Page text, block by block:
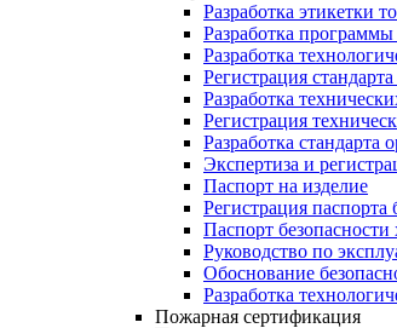
Разработка этикетки
Разработка
Разработка
Регистрация
Разработка
Регистрация
Разработка
Экспертиза и
Паспорт на изделие
Регистрация
Паспорт
Руководство по
Обоснование
Разработка
Пожарная сертификация